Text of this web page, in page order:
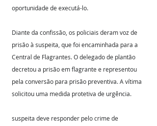
oportunidade de executá-lo.
Diante da confissão, os policiais deram voz de
prisão à suspeita, que foi encaminhada para a
Central de Flagrantes. O delegado de plantão
decretou a prisão em flagrante e representou
pela conversão para prisão preventiva. A vítima
solicitou uma medida protetiva de urgência.
suspeita deve responder pelo crime de